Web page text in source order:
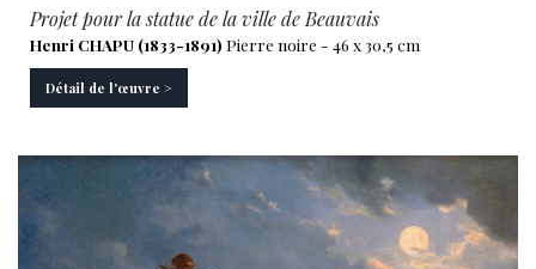
Projet pour la statue de la ville de Beauvais
Henri CHAPU (1833-1891) Pierre noire - 46 x 30,5 cm
Détail de l'œuvre >